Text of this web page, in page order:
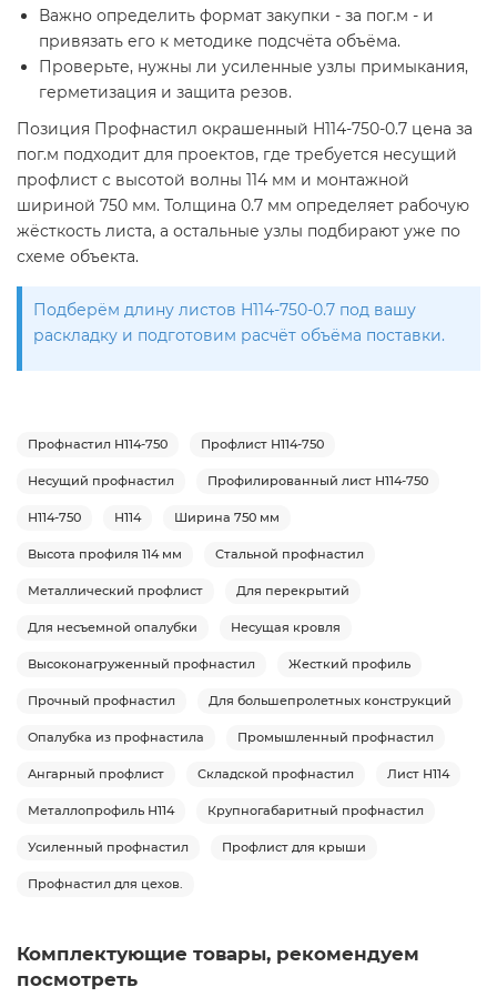
Важно определить формат закупки - за пог.м - и
привязать его к методике подсчёта объёма.
Проверьте, нужны ли усиленные узлы примыкания,
герметизация и защита резов.
Позиция Профнастил окрашенный H114-750-0.7 цена за
пог.м подходит для проектов, где требуется несущий
профлист с высотой волны 114 мм и монтажной
шириной 750 мм. Толщина 0.7 мм определяет рабочую
жёсткость листа, а остальные узлы подбирают уже по
схеме объекта.
Подберём длину листов H114-750-0.7 под вашу
раскладку и подготовим расчёт объёма поставки.
Профнастил Н114-750 Профлист Н114-750
Несущий профнастил Профилированный лист Н114-750
Н114-750 Н114 Ширина 750 мм
Высота профиля 114 мм Стальной профнастил
Металлический профлист Для перекрытий
Для несъемной опалубки Несущая кровля
Высоконагруженный профнастил Жесткий профиль
Прочный профнастил Для большепролетных конструкций
Опалубка из профнастила Промышленный профнастил
Ангарный профлист Складской профнастил Лист Н114
Металлопрофиль Н114 Крупногабаритный профнастил
Усиленный профнастил Профлист для крыши
Профнастил для цехов.
Комплектующие товары, рекомендуем
посмотреть